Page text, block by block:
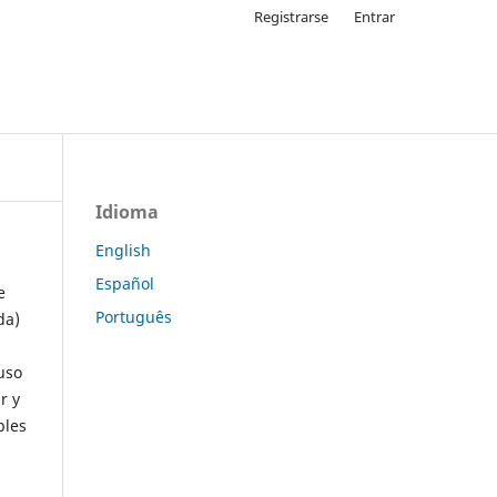
Registrarse Entrar
y
Idioma
English
Español
Português